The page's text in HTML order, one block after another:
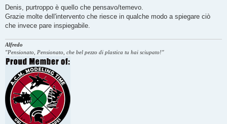
s
a
g
o
Denis, purtroppo è quello che pensavo/temevo.
Grazie molte dell'intervento che riesce in qualche modo a spiegare ciò
che invece pare inspiegabile.
Alfredo
"Pensionato, Pensionato, che bel pezzo di plastica tu hai sciupato!"